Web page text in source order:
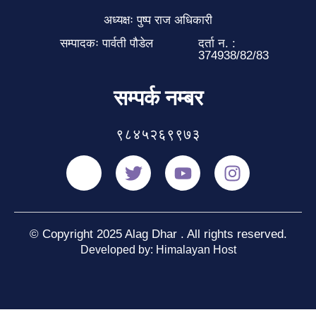
अध्यक्षः पुष्प राज अधिकारी
सम्पादकः पार्वती पौडेल
दर्ता न. :
374938/82/83
सम्पर्क नम्बर
९८४५२६९९७३
© Copyright 2025 Alag Dhar . All rights reserved.
Developed by: Himalayan Host